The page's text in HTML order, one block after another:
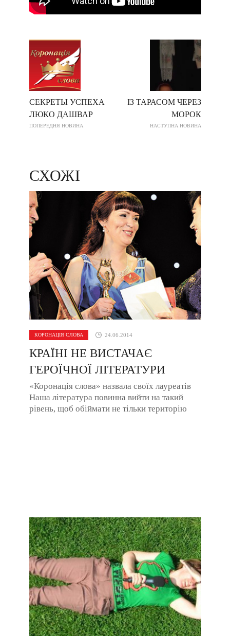
СЕКРЕТЫ УСПЕХА
ЛЮКО ДАШВАР
ПОПЕРЕДНЯ НОВИНА
ІЗ ТАРАСОМ ЧЕРЕЗ
МОРОК
НАСТУПНА НОВИНА
СХОЖІ
КОРОНАЦІЯ СЛОВА 24.06.2014
КРАЇНІ НЕ ВИСТАЧАЄ
ГЕРОЇЧНОЇ ЛІТЕРАТУРИ
«Коронація слова» назвала своїх лауреатів
Наша література повинна вийти на такий
рівень, щоб обіймати не тільки територію